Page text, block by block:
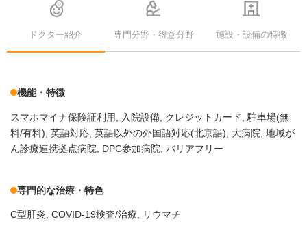
ドクター紹介 専門分野・得意分野 施設・設備の特徴
機能・特徴
スマホマイナ保険証利用 入院設備 クレジットカード
駐車場(無
料/有料) 英語対応 英語以外の外国語対応(北京語) 大病院 地域が
ん診療連携拠点病院
DPC参加病院 バリアフリー
専門的な治療・特色
C型肝炎 COVID-19検査/治療 リウマチ